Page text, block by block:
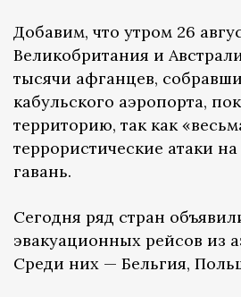
Добавим, что утром 26
Великобритания и
тысячи афганцев,
кабульского аэропорта,
территорию, так как
террористические атаки
гавань.
Сегодня ряд стран
эвакуационных рейсов из
Среди них — Бельгия,